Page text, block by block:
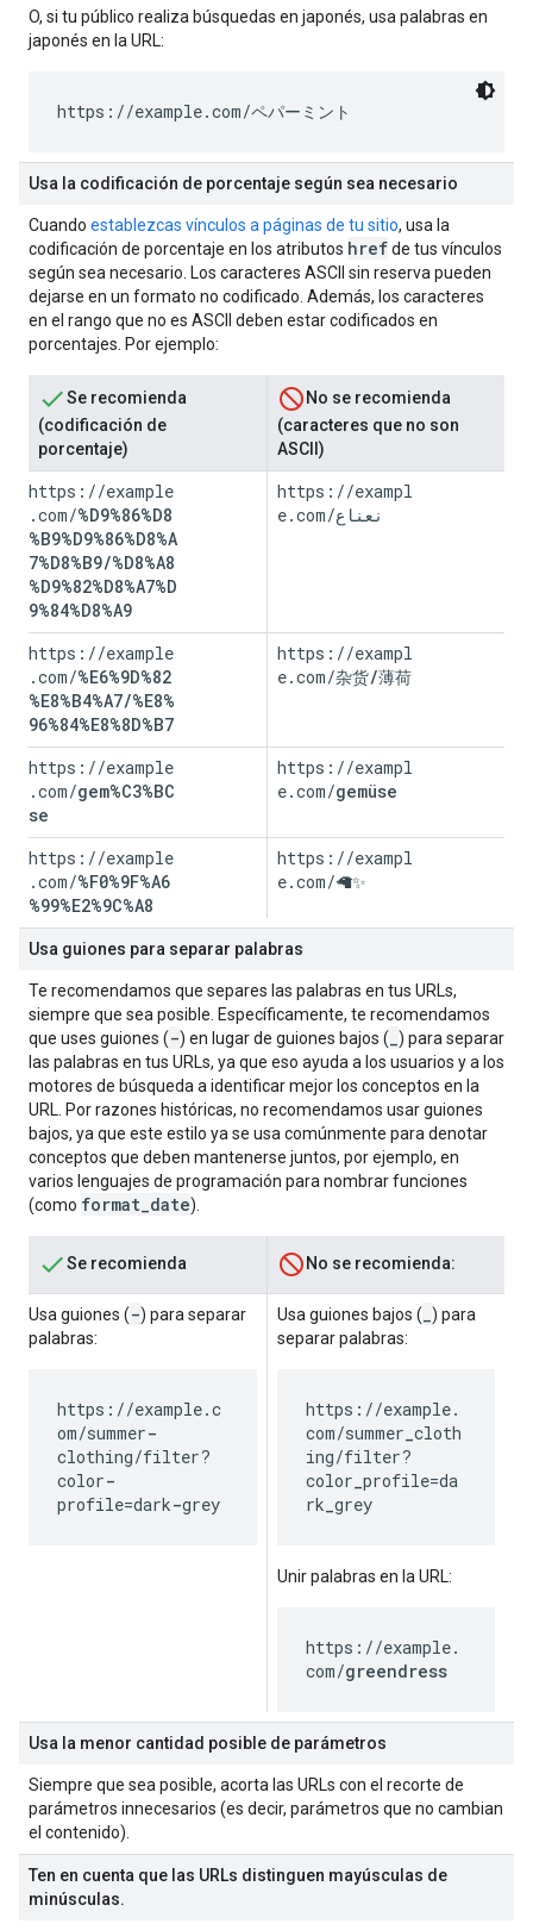
O, si tu público realiza búsquedas en japonés, usa palabras en
japonés en la URL:
https://example.com/ペパーミント
Usa la codificación de porcentaje según sea necesario
Cuando establezcas vínculos a páginas de tu sitio, usa la
codificación de porcentaje en los atributos hrefde tus vínculos
según sea necesario. Los caracteres ASCII sin reserva pueden
dejarse en un formato no codificado. Además, los caracteres
en el rango que no es ASCII deben estar codificados en
porcentajes. Por ejemplo:
Se recomienda
(codificación de
porcentaje)
No se recomienda
(caracteres que no son
ASCII)
https://example
.com/%D9%86%D8
%B9%D9%86%D8%A
7%D8%B9/%D8%A8
%D9%82%D8%A7%D
9%84%D8%A9
https://exampl
e.com/نعناع
https://example
.com/%E6%9D%82
%E8%B4%A7/%E8%
96%84%E8%8D%B7
https://exampl
e.com/杂货/薄荷
https://example
.com/gem%C3%BC
se
https://exampl
e.com/gemüse
https://example
.com/%F0%9F%A6
%99%E2%9C%A8
https://exampl
e.com/🦙✨
Usa guiones para separar palabras
Te recomendamos que separes las palabras en tus URLs,
siempre que sea posible. Específicamente, te recomendamos
que uses guiones (-) en lugar de guiones bajos ( ) para separar
las palabras en tus URLs, ya que eso ayuda a los usuarios y a los
motores de búsqueda a identificar mejor los conceptos en la
URL. Por razones históricas, no recomendamos usar guiones
bajos, ya que este estilo ya se usa comúnmente para denotar
conceptos que deben mantenerse juntos, por ejemplo, en
varios lenguajes de programación para nombrar funciones
(como format_date).
Se recomienda No se recomienda:
Usa guiones (-) para separar
palabras:
https://example.c
om/summer-
clothing/filter?
color-
profile=dark-grey
Usa guiones bajos ( ) para
separar palabras:
https://example.
com/summer cloth
ing/filter?
color profile=da
rk grey
Unir palabras en la URL:
https://example.
com/greendress
Usa la menor cantidad posible de parámetros
Siempre que sea posible, acorta las URLs con el recorte de
parámetros innecesarios (es decir, parámetros que no cambian
el contenido).
Ten en cuenta que las URLs distinguen mayúsculas de
minúsculas.